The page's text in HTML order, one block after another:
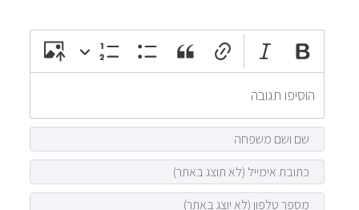
attach_file
photo_camera